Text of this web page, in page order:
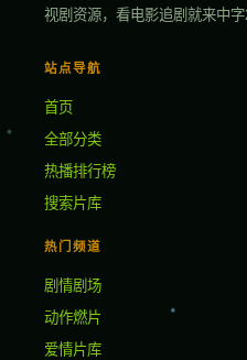
视剧资源，看电影追剧就来中字
站点导航
首页
全部分类
热播排行榜
搜索片库
热门频道
剧情剧场
动作燃片
爱情片库